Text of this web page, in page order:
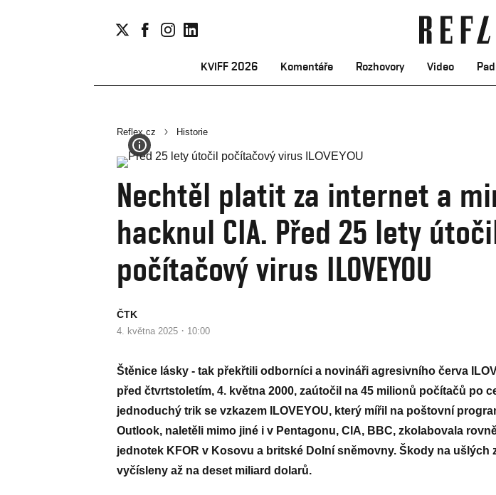
KVIFF 2026 Komentáře Rozhovory Video
Reflex.cz Historie
Nechtěl platit za internet a
hacknul CIA. Před 25 lety
počítačový virus ILOVEYOU
ČTK
4. května 2025 · 10:00
Štěnice lásky - tak překřtili odborníci a novináři agresivního červa
před čtvrtstoletím, 4. května 2000, zaútočil na 45 milionů počítačů po
jednoduchý trik se vzkazem ILOVEYOU, který mířil na poštovní
Outlook, naletěli mimo jiné i v Pentagonu, CIA, BBC, zkolabovala
jednotek KFOR v Kosovu a britské Dolní sněmovny. Škody na ušlých
vyčísleny až na deset miliard dolarů.